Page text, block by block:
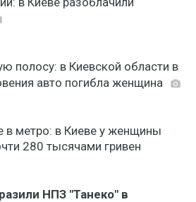
полосу: в Киевской области в
авто погибла женщина
в метро: в Киеве у женщины
280 тысячами гривен
НПЗ "Танеко" в